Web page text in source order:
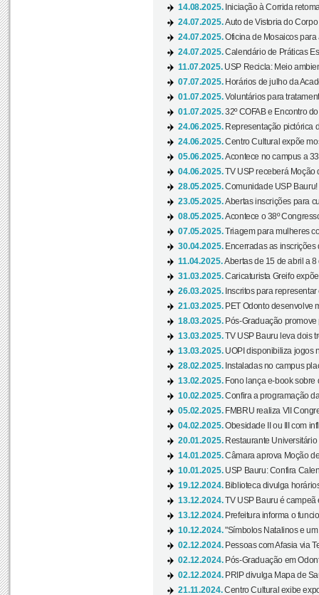
14.08.2025. Iniciação à Corrida
24.07.2025.Auto de Vistoria do
24.07.2025.Oficina de Mosaicos
24.07.2025.Calendário de Práticas
11.07.2025. USP Recicla: Meio
07.07.2025. Horários de julho da
01.07.2025.Voluntários para
01.07.2025.32º COFAB e Encontro
24.06.2025. Representação pictórica
24.06.2025.Centro Cultural expõe
05.06.2025.Acontece no campus a
04.06.2025.TV USP receberá Moção
28.05.2025.Comunidade USP Bauru!
23.05.2025.Abertas inscrições para
08.05.2025.Acontece o 38º
07.05.2025.Triagem para mulheres
30.04.2025. Encerradas as inscrições
11.04.2025.Abertas de 15 de abril a
31.03.2025.Caricaturista Greifo
26.03.2025. Inscritos para
21.03.2025. PET Odonto desenvolve
18.03.2025. Pós-Graduação
13.03.2025.TV USP Bauru leva dois
13.03.2025. UOPI disponibiliza jogos
28.02.2025. Instaladas no campus
13.02.2025. Fono lança e-book sobre
10.02.2025.Confira a programação
05.02.2025. FMBRU realiza VII
04.02.2025.Obesidade II ou III com
20.01.2025. Restaurante
14.01.2025.Câmara aprova Moção
10.01.2025. USP Bauru: Confira
19.12.2024. Biblioteca divulga
13.12.2024.TV USP Bauru é campeã
13.12.2024. Prefeitura informa o
10.12.2024."Símbolos Natalinos e
02.12.2024. Pessoas com Afasia via
02.12.2024. Pós-Graduação em
02.12.2024. PRIP divulga Mapa de
21.11.2024.Centro Cultural exibe